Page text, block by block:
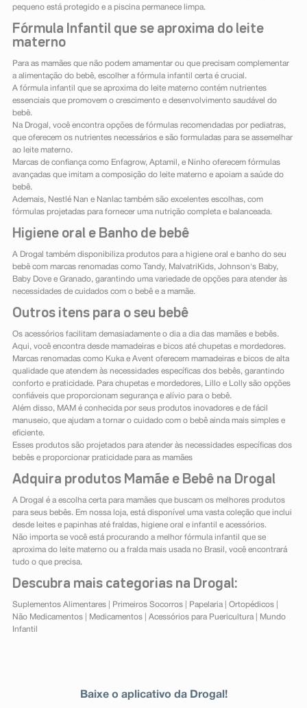
pequeno está protegido e a piscina permanece limpa.
Fórmula Infantil que se aproxima do leite
materno
Para as mamães que não podem amamentar ou que precisam complementar
a alimentação do bebê, escolher a fórmula infantil certa é crucial.
A fórmula infantil que se aproxima do leite materno contém nutrientes
essenciais que promovem o crescimento e desenvolvimento saudável do
bebê.
Na Drogal, você encontra opções de fórmulas recomendadas por pediatras,
que oferecem os nutrientes necessários e são formuladas para se assemelhar
ao leite materno.
Marcas de confiança como Enfagrow, Aptamil, e Ninho oferecem fórmulas
avançadas que imitam a composição do leite materno e apoiam a saúde do
bebê.
Ademais, Nestlé Nan e Nanlac também são excelentes escolhas, com
fórmulas projetadas para fornecer uma nutrição completa e balanceada.
Higiene oral e Banho de bebê
A Drogal também disponibiliza produtos para a higiene oral e banho do seu
bebê com marcas renomadas como Tandy, MalvatriKids, Johnson's Baby,
Baby Dove e Granado, garantindo uma variedade de opções para atender às
necessidades de cuidados com o bebê e a mamãe.
Outros itens para o seu bebê
Os acessórios facilitam demasiadamente o dia a dia das mamães e bebês.
Aqui, você encontra desde mamadeiras e bicos até chupetas e mordedores.
Marcas renomadas como Kuka e Avent oferecem mamadeiras e bicos de alta
qualidade que atendem às necessidades específicas dos bebês, garantindo
conforto e praticidade. Para chupetas e mordedores, Lillo e Lolly são opções
confiáveis que proporcionam segurança e alívio para o bebê.
Além disso, MAM é conhecida por seus produtos inovadores e de fácil
manuseio, que ajudam a tornar o cuidado com o bebê ainda mais simples e
eficiente.
Esses produtos são projetados para atender às necessidades específicas dos
bebês e proporcionar praticidade para as mamães
Adquira produtos Mamãe e Bebê na Drogal
A Drogal é a escolha certa para mamães que buscam os melhores produtos
para seus bebês. Em nossa loja, está disponível uma vasta coleção que inclui
desde leites e papinhas até fraldas, higiene oral e infantil e acessórios.
Não importa se você está procurando a melhor fórmula infantil que se
aproxima do leite materno ou a fralda mais usada no Brasil, você encontrará
tudo o que precisa.
Descubra mais categorias na Drogal:
Suplementos Alimentares| Primeiros Socorros| Papelaria| Ortopédicos|
Não Medicamentos| Medicamentos| Acessórios para Puericultura|
Mundo
Infantil
Baixe o aplicativo da Drogal!